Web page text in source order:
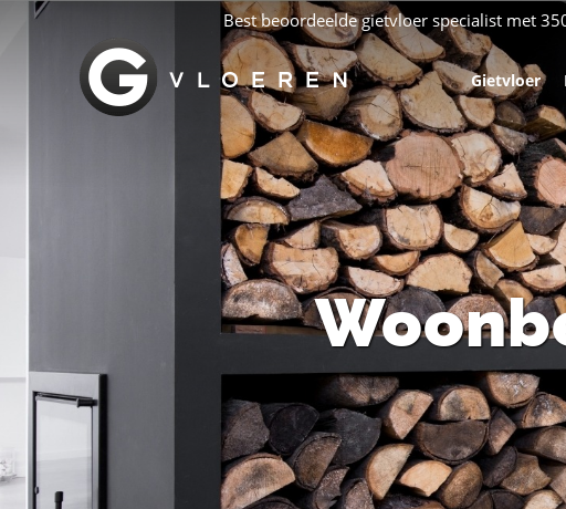
Best beoordeelde gietvloer specialist met
Gietvloer